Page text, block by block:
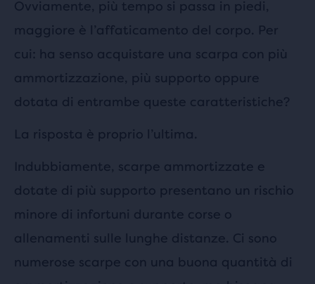
Ovviamente, più tempo si passa in piedi,
maggiore è l’affaticamento del corpo. Per
cui: ha senso acquistare una scarpa con più
ammortizzazione, più supporto oppure
dotata di entrambe queste caratteristiche?
La risposta è proprio l’ultima.
Indubbiamente, scarpe ammortizzate e
dotate di più supporto presentano un rischio
minore di infortuni durante corse o
allenamenti sulle lunghe distanze. Ci sono
numerose scarpe con una buona quantità di